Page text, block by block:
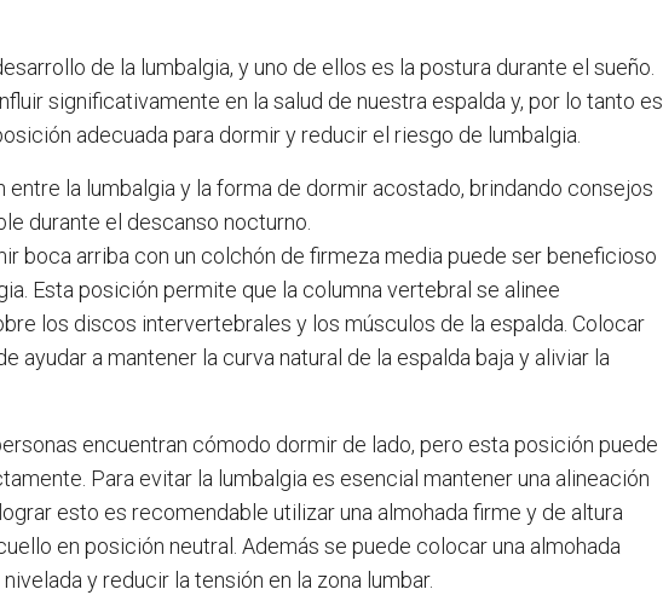
de la lumbalgia, y uno de ellos es la postura durante el sueño.
significativamente en la salud de nuestra espalda y, por lo tanto es
adecuada para dormir y reducir el riesgo de lumbalgia.
la lumbalgia y la forma de dormir acostado, brindando consejos
durante el descanso nocturno.
boca arriba con un colchón de firmeza media puede ser beneficioso
Esta posición permite que la columna vertebral se alinee
los discos intervertebrales y los músculos de la espalda. Colocar
ayudar a mantener la curva natural de la espalda baja y aliviar la
encuentran cómodo dormir de lado, pero esta posición puede
Para evitar la lumbalgia es esencial mantener una alineación
esto es recomendable utilizar una almohada firme y de altura
en posición neutral. Además se puede colocar una almohada
y reducir la tensión en la zona lumbar.